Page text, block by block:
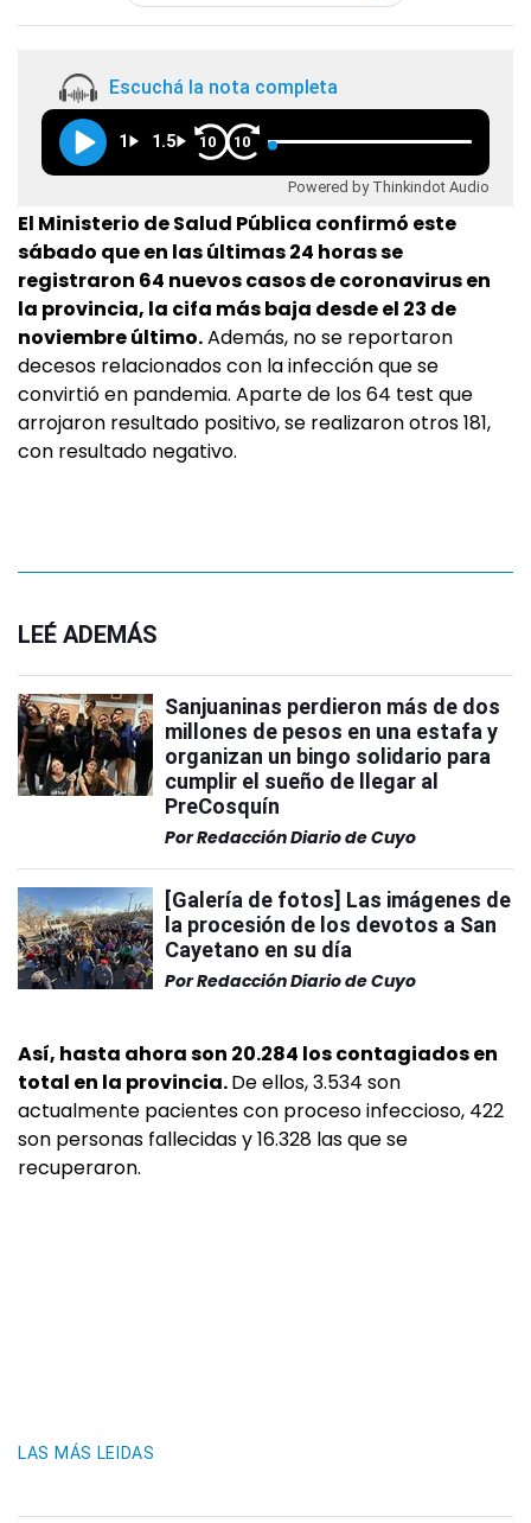
Escuchá la nota completa
1 1.5 10 10
Powered by Thinkindot Audio
El Ministerio de Salud Pública confirmó este
sábado que en las últimas 24 horas se
registraron 64 nuevos casos de coronavirus en
la provincia, la cifa más baja desde el 23 de
noviembre último.Además, no se reportaron
decesos relacionados con la infección que se
convirtió en pandemia. Aparte de los 64 test que
arrojaron resultado positivo, se realizaron otros 181,
con resultado negativo.
LEÉ ADEMÁS
Sanjuaninas perdieron más de dos
millones de pesos en una estafa y
organizan un bingo solidario para
cumplir el sueño de llegar al
PreCosquín
PorRedacción Diario de Cuyo
[Galería de fotos] Las imágenes de
la procesión de los devotos a San
Cayetano en su día
PorRedacción Diario de Cuyo
Así, hasta ahora son 20.284 los contagiados en
total en la provincia.De ellos, 3.534 son
actualmente pacientes con proceso infeccioso, 422
son personas fallecidas y 16.328 las que se
recuperaron.
LAS MÁS LEIDAS